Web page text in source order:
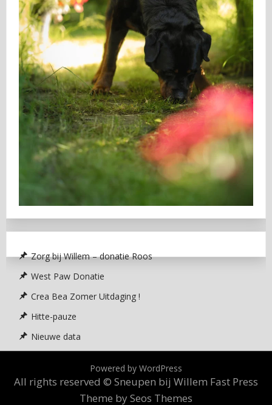
Zorg bij Willem – donatie Roos
West Paw Donatie
Crea Bea Zomer Uitdaging !
Hitte-pauze
Nieuwe data
Powered by WordPress
All rights reserved © Sneupen bij Willem Fast Press
Theme by Seos Themes